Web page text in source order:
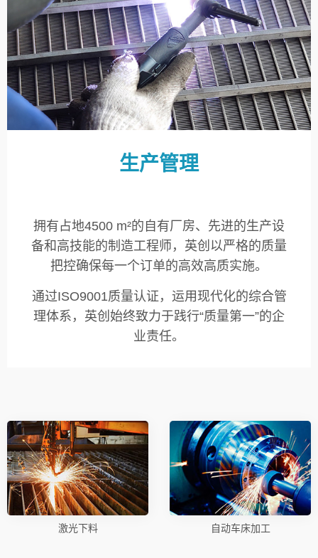
生产管理
拥有占地4500 m²的自有厂房、先进的生产设
备和高技能的制造工程师，英创以严格的质量
把控确保每一个订单的高效高质实施。
通过ISO9001质量认证，运用现代化的综合管
理体系，英创始终致力于践行“质量第一”的企
业责任。
激光下料 自动车床加工